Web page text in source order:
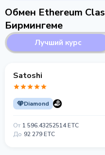
Обмен Ethereum
Бирмингеме
Лучший курс
Satoshi
Diamond
От 1 596.43252514 ETC
До 92 279 ETC